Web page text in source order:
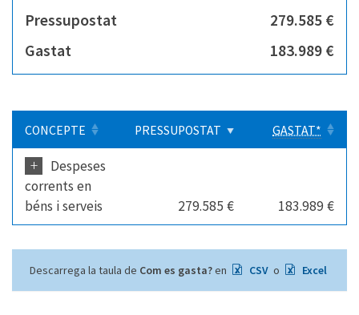
Pressupostat
279.585 €
Gastat
183.989 €
CONCEPTE PRESSUPOSTAT GASTAT*
+
Despeses
corrents en
béns i serveis
279.585 € 183.989 €
Descarrega la taula de Com es gasta?en CSV o Excel